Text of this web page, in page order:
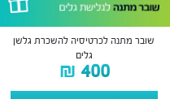
שובר מתנה לכרטיסיה להשכרת גלשן
גלים
₪ 400